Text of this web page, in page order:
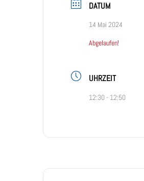
DATUM
14 Mai 2024
Abgelaufen!
UHRZEIT
12:30 - 12:50